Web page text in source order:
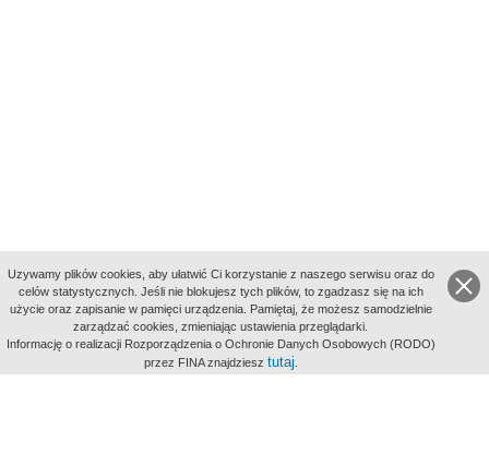
aktywności
Uzywamy plików cookies, aby ułatwić Ci korzystanie z naszego serwisu oraz do
celów statystycznych. Jeśli nie blokujesz tych plików, to zgadzasz się na ich
użycie oraz zapisanie w pamięci urządzenia. Pamiętaj, że możesz samodzielnie
zarządzać cookies, zmieniając ustawienia przeglądarki.
Informację o realizacji Rozporządzenia o Ochronie Danych Osobowych (RODO)
przez FINA znajdziesz tutaj